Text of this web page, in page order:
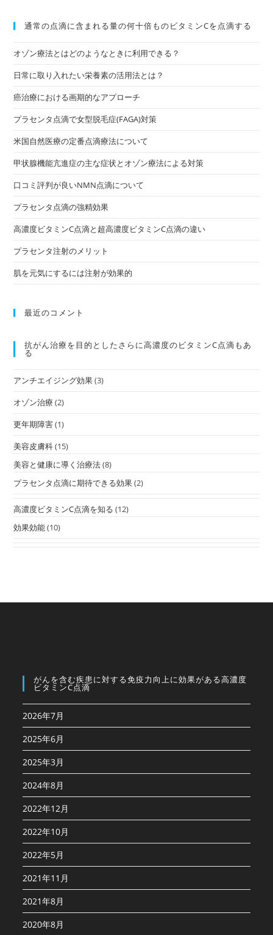
通常の点滴に含まれる量の何⼗倍ものビタミンCを点滴する
オゾン療法とはどのようなときに利用できる？
日常に取り入れたい栄養素の活用法とは？
癌治療における画期的なアプローチ
プラセンタ点滴で女型脱毛症(FAGA)対策
米国自然医療の定番点滴療法について
甲状腺機能亢進症の主な症状とオゾン療法による対策
口コミ評判が良いNMN点滴について
プラセンタ点滴の強精効果
高濃度ビタミンC点滴と超高濃度ビタミンC点滴の違い
プラセンタ注射のメリット
肌を元気にするには注射が効果的
最近のコメント
抗がん治療を⽬的としたさらに高濃度のビタミンC点滴もあ
る
アンチエイジング効果(3)
オゾン治療 (2)
更年期障害(1)
美容皮膚科(15)
美容と健康に導く治療法(8)
プラセンタ点滴に期待できる効果(2)
高濃度ビタミンC点滴を知る (12)
効果効能(10)
がんを含む疾患に対する免疫⼒向上に効果がある高濃度
ビタミンC点滴
2026年7月
2025年6月
2025年3月
2024年8月
2022年12月
2022年10月
2022年5月
2021年11月
2021年8月
2020年8月